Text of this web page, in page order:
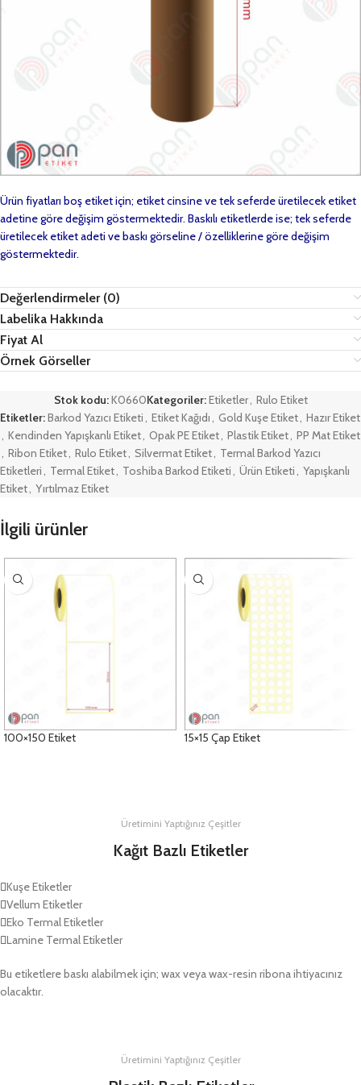
Ürün fiyatları boş etiket için; etiket cinsine ve tek seferde üretilecek etiket
adetine göre değişim göstermektedir. Baskılı etiketlerde ise; tek seferde
üretilecek etiket adeti ve baskı görseline / özelliklerine göre değişim
göstermektedir.
Değerlendirmeler (0)
Labelika Hakkında
Fiyat Al
Örnek Görseller
Stok kodu:K0660Kategoriler:Etiketler, Rulo Etiket
Etiketler:Barkod Yazıcı Etiketi, Etiket Kağıdı, Gold Kuşe Etiket, Hazır Etiket
, Kendinden Yapışkanlı Etiket, Opak PE Etiket, Plastik Etiket, PP Mat Etiket
, Ribon Etiket, Rulo Etiket, Silvermat Etiket, Termal Barkod Yazıcı
Etiketleri, Termal Etiket, Toshiba Barkod Etiketi, Ürün Etiketi, Yapışkanlı
Etiket, Yırtılmaz Etiket
İlgili ürünler
100×150 Etiket 15×15 Çap Etiket
Üretimini Yaptığınız Çeşitler
Kağıt Bazlı Etiketler
Kuşe Etiketler
Vellum Etiketler
Eko Termal Etiketler
Lamine Termal Etiketler
Bu etiketlere baskı alabilmek için; wax veya wax-resin ribona ihtiyacınız
olacaktır.
Üretimini Yaptığınız Çeşitler